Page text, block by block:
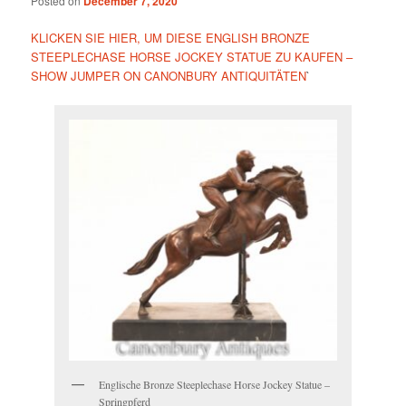
KLICKEN SIE HIER, UM DIESE ENGLISH BRONZE
STEEPLECHASE HORSE JOCKEY STATUE ZU KAUFEN –
SHOW JUMPER ON CANONBURY ANTIQUITÄTEN`
Englische Bronze Steeplechase Horse Jockey Statue –
Springpferd